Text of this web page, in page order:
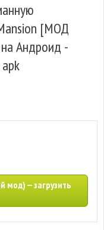
[МОД
Андроид -
мод) — загрузить